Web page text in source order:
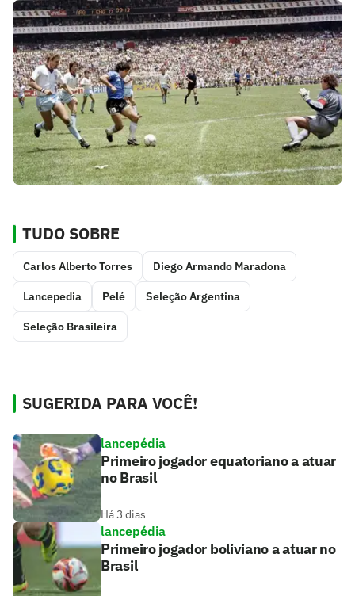
TUDO SOBRE
Carlos Alberto Torres Diego Armando Maradona
Lancepedia Pelé Seleção Argentina
Seleção Brasileira
SUGERIDA PARA VOCÊ!
lancepédia
Primeiro jogador equatoriano a atuar
no Brasil
Há 3 dias
lancepédia
Primeiro jogador boliviano a atuar no
Brasil